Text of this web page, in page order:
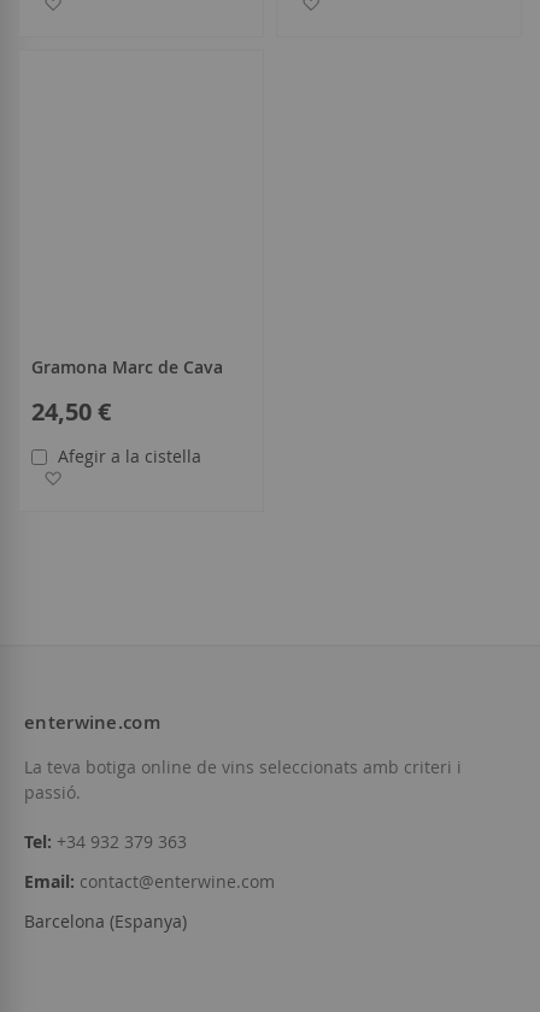
Gramona Marc de Cava
24,50 €
Afegir a la cistella
enterwine.com
La teva botiga online de vins seleccionats amb criteri i
passió.
Tel: +34 932 379 363
Email: contact@enterwine.com
Barcelona (Espanya)